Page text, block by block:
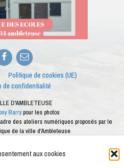
aux cookies
Facebook
E-
mail
Politique de cookies (UE)
de confidentialité
D'AMBLETEUSE
Barrypour les photos
des ateliers numériques proposés par le
de la ville d'Ambleteuse